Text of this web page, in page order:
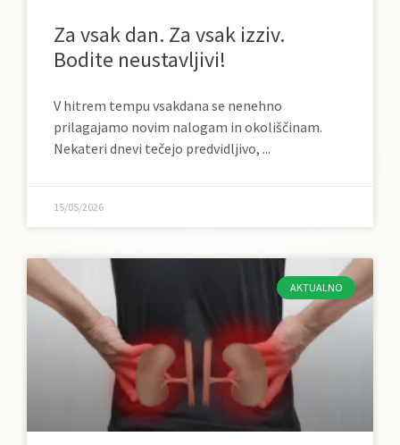
Za vsak dan. Za vsak izziv.
Bodite neustavljivi!
V hitrem tempu vsakdana se nenehno
prilagajamo novim nalogam in okoliščinam.
Nekateri dnevi tečejo predvidljivo,
15/05/2026
AKTUALNO